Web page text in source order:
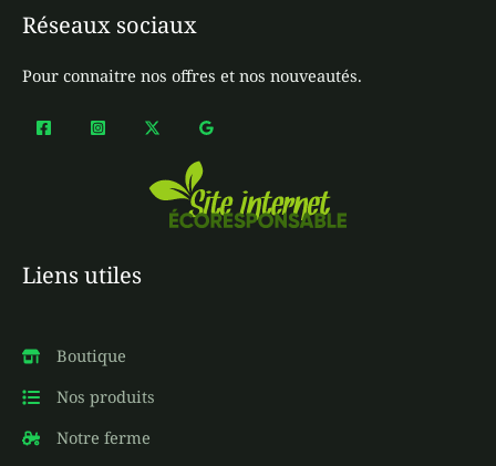
Réseaux sociaux
Pour connaitre nos offres et nos nouveautés.
Liens utiles
Boutique
Nos produits
Notre ferme